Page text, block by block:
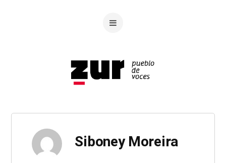
Siboney Moreira